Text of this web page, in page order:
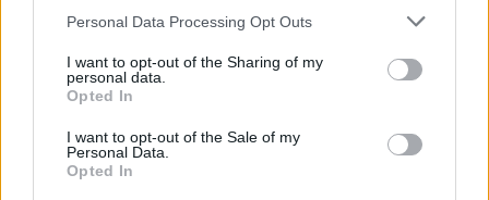
Personal Data Processing Opt Outs
I want to opt-out of the Sharing of my
personal data.
Opted In
I want to opt-out of the Sale of my
Personal Data.
Opted In
στοιχεία
ΑΓΡΟΤΕΣ
Ανοιξε ξανά το ΟΣΔΕ του 2025
για νέες διορθώσεις
Παράλληλα με τις Ενιαίες
Αιτήσεις Ενίσχυσης του 2026 τα
ΚΥΔ θα πρέπει να κάνουν και τις
διορθώσεις στις αιτήσεις του 2025